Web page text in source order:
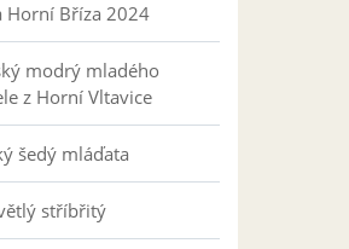
Horní Bříza 2024
modrý mladého
z Horní Vltavice
šedý mláďata
stříbřitý